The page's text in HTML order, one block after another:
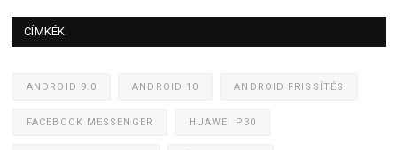
CÍMKÉK
ANDROID 9.0 ANDROID 10 ANDROID FRISSÍTÉS
FACEBOOK MESSENGER HUAWEI P30